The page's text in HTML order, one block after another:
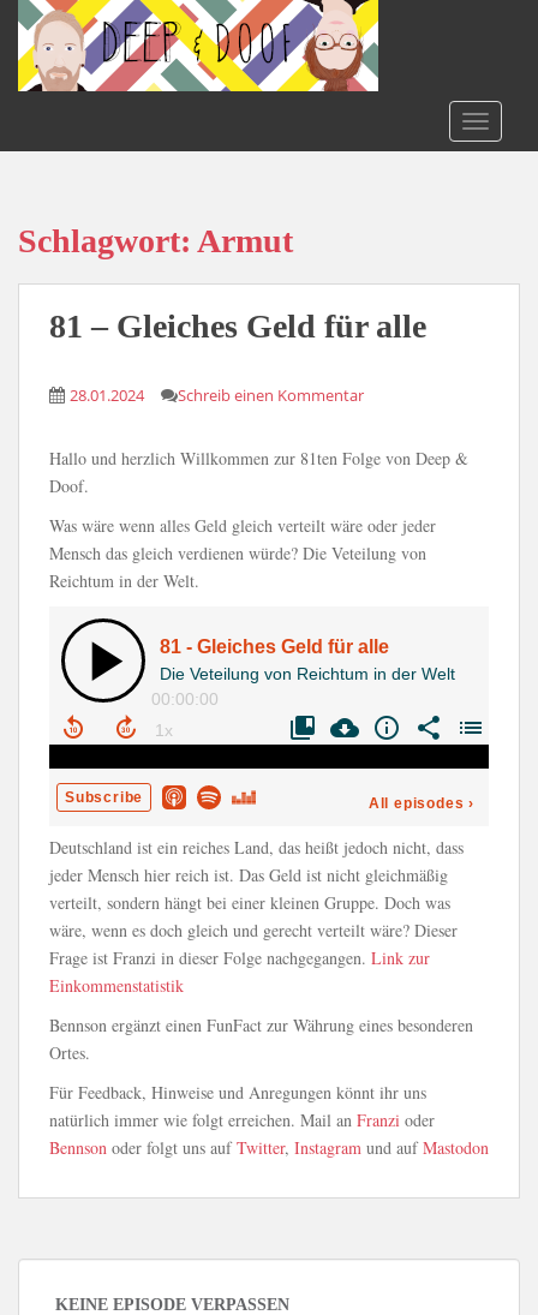
o
Schlagwort: Armut
81 – Gleiches Geld für alle
28.01.2024 Schreib einen Kommentar
Hallo und herzlich Willkommen zur 81ten Folge von Deep &
Doof.
Was wäre wenn alles Geld gleich verteilt wäre oder jeder
Mensch das gleich verdienen würde? Die Veteilung von
Reichtum in der Welt.
Deutschland ist ein reiches Land, das heißt jedoch nicht, dass
jeder Mensch hier reich ist. Das Geld ist nicht gleichmäßig
verteilt, sondern hängt bei einer kleinen Gruppe. Doch was
wäre, wenn es doch gleich und gerecht verteilt wäre? Dieser
Frage ist Franzi in dieser Folge nachgegangen. Link zur
Einkommenstatistik
Bennson ergänzt einen FunFact zur Währung eines besonderen
Ortes.
Für Feedback, Hinweise und Anregungen könnt ihr uns
natürlich immer wie folgt erreichen. Mail an Franzi oder
Bennson oder folgt uns aufTwitter, Instagram und aufMastodon
KEINE EPISODE VERPASSEN